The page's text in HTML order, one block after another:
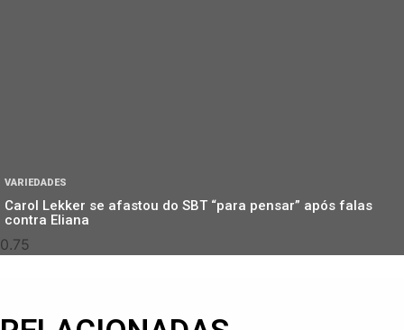
VARIEDADES
Carol Lekker se afastou do SBT “para pensar” após falas
contra Eliana